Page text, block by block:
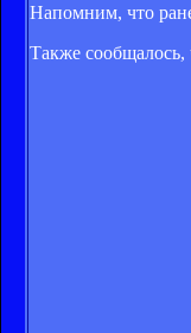
Напомним, что
Также